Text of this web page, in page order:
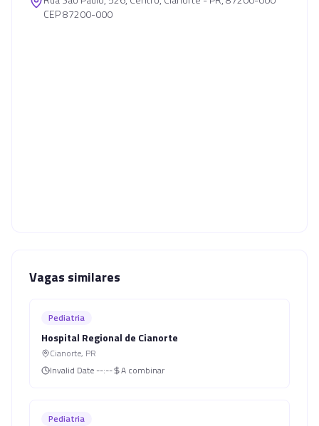
CEP 87200-000
Vagas similares
Pediatria
Hospital Regional de Cianorte
Cianorte, PR
Invalid Date --:-- A combinar
Pediatria